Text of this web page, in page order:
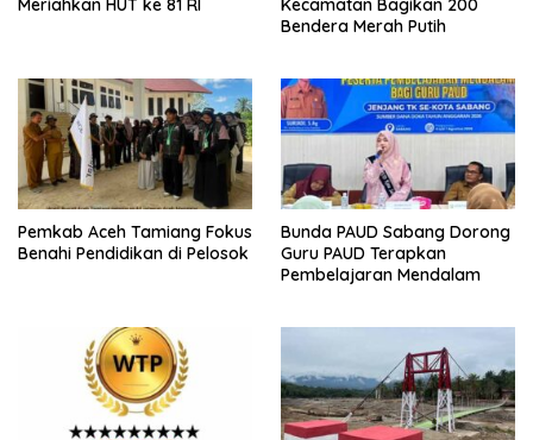
Meriahkan HUT ke 81 RI
Kecamatan Bagikan 200
Bendera Merah Putih
Pemkab Aceh Tamiang Fokus
Benahi Pendidikan di Pelosok
Bunda PAUD Sabang Dorong
Guru PAUD Terapkan
Pembelajaran Mendalam